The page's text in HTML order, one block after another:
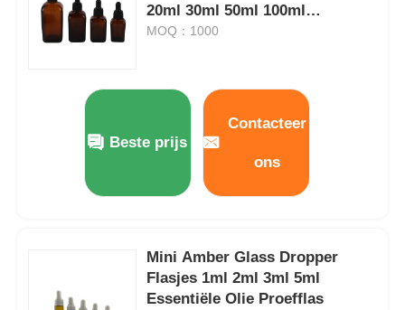
Contacteer ons
cosmetische lotionfles
Kosmetische Rolfles
20ml 30ml 50ml 100ml
Vierkante Glazen
MOQ：1000
Beste prijs
Contacteer
ons
Mini Amber Glass Dropper
Flasjes 1ml 2ml 3ml 5ml
Essentiële Olie Proefflas